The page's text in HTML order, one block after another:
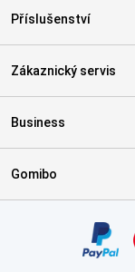
Příslušenství
Zákaznický servis
Business
Gomibo